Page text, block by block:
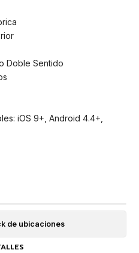
Doble Sentido
iOS 9+, Android 4.4+,
de ubicaciones